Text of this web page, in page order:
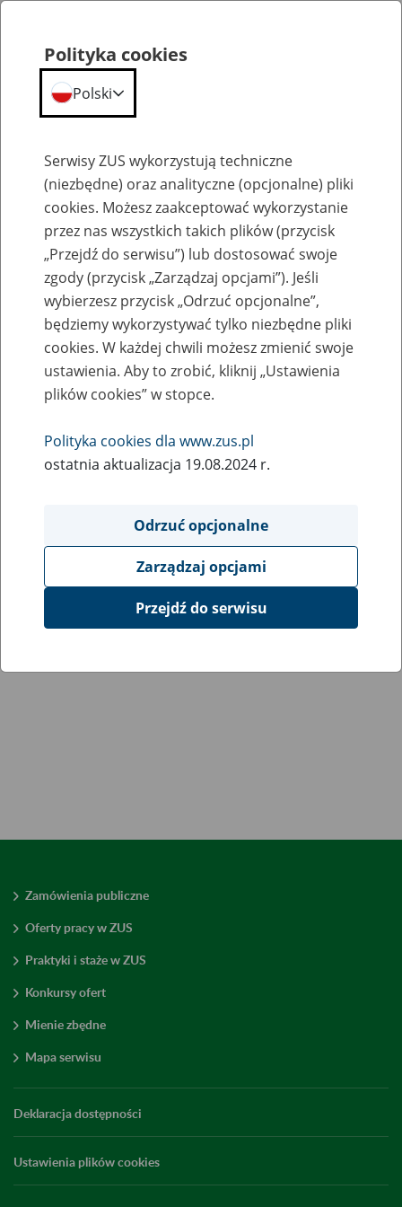
Przepraszamy,
podana strona nie została znaleziona.
Błąd 404
Przejdź do strony głównej
Zamówienia publiczne
Oferty pracy w ZUS
Praktyki i staże w ZUS
Konkursy ofert
Mienie zbędne
Mapa serwisu
Deklaracja dostępności
Ustawienia plików cookies
Polityka cookies
Polski
Serwisy ZUS wykorzystują techniczne
(niezbędne) oraz analityczne (opcjonalne) pliki
cookies. Możesz zaakceptować wykorzystanie
przez nas wszystkich takich plików (przycisk
„Przejdź do serwisu”) lub dostosować swoje
zgody (przycisk „Zarządzaj opcjami”). Jeśli
wybierzesz przycisk „Odrzuć opcjonalne”,
będziemy wykorzystywać tylko niezbędne pliki
cookies. W każdej chwili możesz zmienić swoje
ustawienia. Aby to zrobić, kliknij „Ustawienia
plików cookies” w stopce.
Polityka cookies dla www.zus.pl
ostatnia aktualizacja 19.08.2024 r.
Odrzuć opcjonalne
Zarządzaj opcjami
Przejdź do serwisu